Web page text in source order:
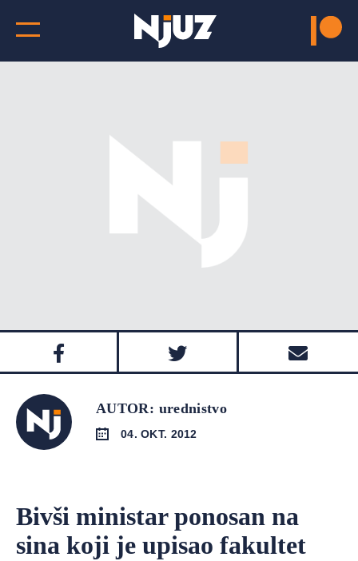
AUTOR: urednistvo
04. OKT. 2012
Bivši ministar ponosan na
sina koji je upisao fakultet